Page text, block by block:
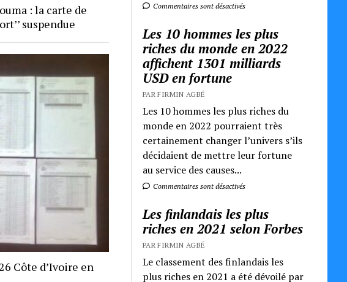
: la carte de
suspendue
Côte d’Ivoire en
Commentaires sont désactivés
Les 10 hommes les plus
riches du monde en 2022
affichent 1301 milliards
USD en fortune
PAR FIRMIN AGBÉ
Les 10 hommes les plus riches du
monde en 2022 pourraient très
certainement changer l’univers s’ils
décidaient de mettre leur fortune
au service des causes...
Commentaires sont désactivés
Les finlandais les plus
riches en 2021 selon Forbes
PAR FIRMIN AGBÉ
Le classement des finlandais les
plus riches en 2021 a été dévoilé par